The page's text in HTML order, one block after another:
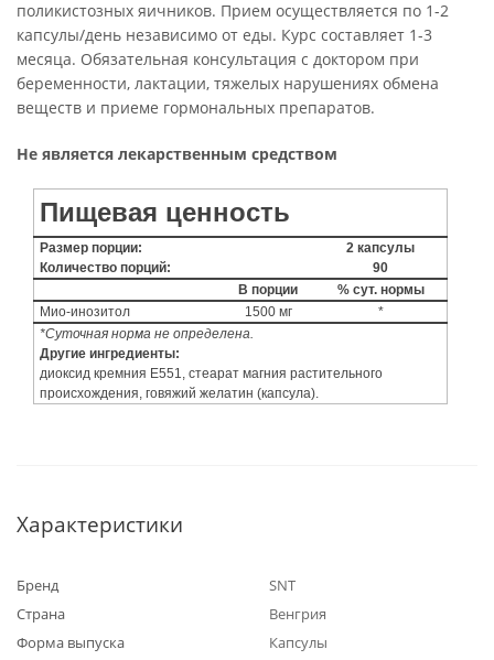
поликистозных яичников. Прием осуществляется по 1-2
капсулы/день независимо от еды. Курс составляет 1-3
месяца. Обязательная консультация с доктором при
беременности, лактации, тяжелых нарушениях обмена
веществ и приеме гормональных препаратов.
Не является лекарственным средством
Пищевая ценность
Размер порции:
2 капсулы
Количество порций:
90
В порции
% сут. нормы
Мио-инозитол
1500 мг
*
*Суточная норма не определена.
Другие ингредиенты:
диоксид кремния Е551, стеарат магния растительного
происхождения, говяжий желатин (капсула).
Характеристики
Бренд
SNT
Страна
Венгрия
Форма выпуска
Капсулы